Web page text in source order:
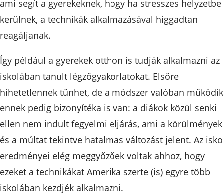
ami segít a gyerekeknek, hogy ha stresszes helyzetbe
kerülnek, a technikák alkalmazásával higgadtan
reagáljanak.
Így például a gyerekek otthon is tudják alkalmazni az
iskolában tanult légzőgyakorlatokat. Elsőre
hihetetlennek tűnhet, de a módszer valóban
ennek pedig bizonyítéka is van: a diákok közül senki
ellen nem indult fegyelmi eljárás, ami a
és a múltat tekintve hatalmas változást jelent. Az
eredményei elég meggyőzőek voltak ahhoz, hogy
ezeket a technikákat Amerika szerte (is) egyre több
iskolában kezdjék alkalmazni.